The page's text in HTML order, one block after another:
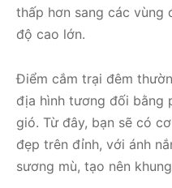
thấp hơn sang các
độ cao lớn.
Điểm cắm trại đêm
địa hình tương đối bằng
gió. Từ đây, bạn sẽ có
đẹp trên đỉnh, với ánh
sương mù, tạo nên